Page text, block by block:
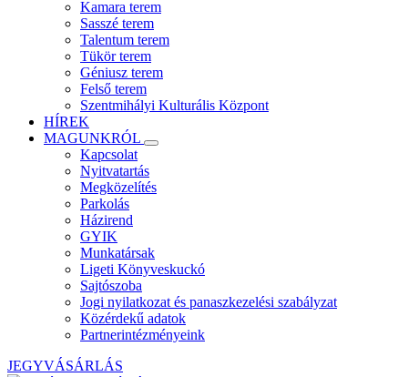
Kamara terem
Sasszé terem
Talentum terem
Tükör terem
Géniusz terem
Felső terem
Szentmihályi Kulturális Központ
HÍREK
MAGUNKRÓL
Kapcsolat
Nyitvatartás
Megközelítés
Parkolás
Házirend
GYIK
Munkatársak
Ligeti Könyveskuckó
Sajtószoba
Jogi nyilatkozat és panaszkezelési szabályzat
Közérdekű adatok
Partnerintézményeink
JEGYVÁSÁRLÁS